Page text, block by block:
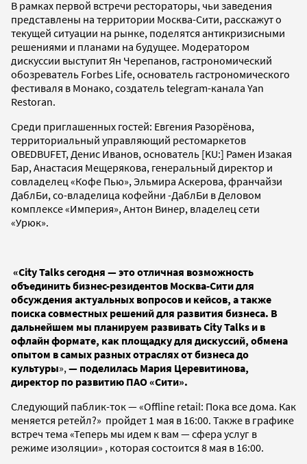
В рамках первой встречи рестораторы, чьи заведения
представлены на территории Москва-Сити, расскажут о
текущей ситуации на рынке, поделятся антикризисными
решениями и планами на будущее. Модератором
дискуссии выступит Ян Черепанов, гастрономический
обозреватель Forbes Life, основатель гастрономического
фестиваля в Монако, создатель telegram-канала Yan
Restoran.
Среди приглашенных гостей: Евгения Разорёнова,
территориальный управляющий рестомаркетов
OBEDBUFET, Денис Иванов, основатель [KU:] Рамен Изакая
Бар, Анастасия Мещерякова, генеральный директор и
совладелец «Кофе Пью», Эльмира Аскерова, франчайзи
ДаблБи, со-владелица кофейни -ДаблБи в Деловом
комплексе «Империя», Антон Винер, владелец сети
«Урюк».
«City Talks сегодня — это отличная возможность
объединить бизнес-резидентов Москва-Сити для
обсуждения актуальных вопросов и кейсов, а также
поиска совместных решений для развития бизнеса. В
дальнейшем мы планируем развивать City Talks и в
офлайн формате, как площадку для дискуссий, обмена
опытом в самых разных отраслях от бизнеса до
культуры», — поделилась Мария Церевитинова,
директор по развитию ПАО «Сити».
Следующий паблик-ток — «Offline retail: Пока все дома. Как
меняется ретейл?» пройдет 1 мая в 16:00. Также в графике
встреч тема «Теперь мы идем к вам — сфера услуг в
режиме изоляции» , которая состоится 8 мая в 16:00.